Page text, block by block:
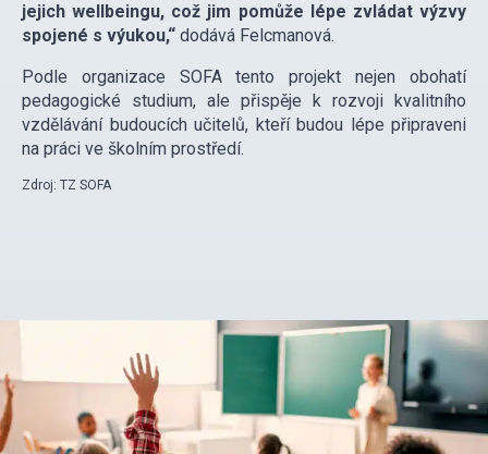
jejich wellbeingu, což jim pomůže lépe zvládat výzvy
spojené s výukou,“ dodává Felcmanová.
Podle organizace SOFA tento projekt nejen obohatí
pedagogické studium, ale přispěje k rozvoji kvalitního
vzdělávání budoucích učitelů, kteří budou lépe připraveni
na práci ve školním prostředí.
Zdroj: TZ SOFA